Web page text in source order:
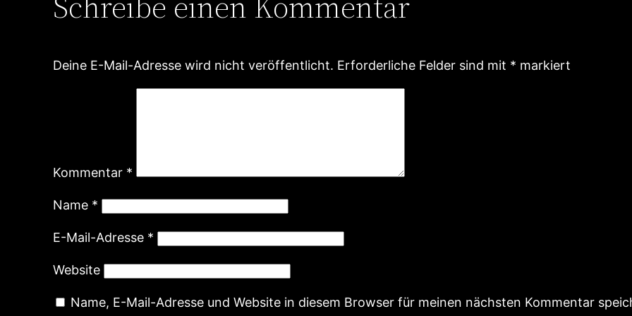
Deine E-Mail-Adresse wird nicht veröffentlicht. Erforderliche Felder sind mit * markiert
Kommentar *
Name *
E-Mail-Adresse *
Website
Name, E-Mail-Adresse und Website in diesem Browser für meinen nächsten Kommentar